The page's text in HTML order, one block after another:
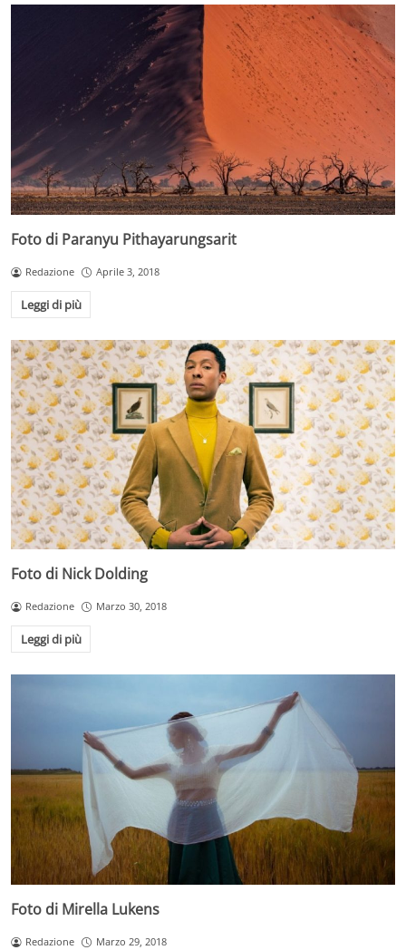
Foto di Paranyu Pithayarungsarit
Redazione Aprile 3, 2018
Leggi di più
Foto di Nick Dolding
Redazione Marzo 30, 2018
Leggi di più
Foto di Mirella Lukens
Redazione Marzo 29, 2018